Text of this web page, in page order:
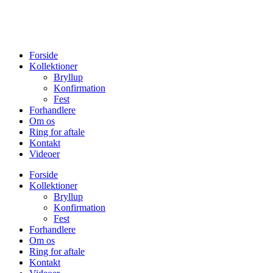
Forside
Kollektioner
Bryllup
Konfirmation
Fest
Forhandlere
Om os
Ring for aftale
Kontakt
Videoer
Forside
Kollektioner
Bryllup
Konfirmation
Fest
Forhandlere
Om os
Ring for aftale
Kontakt